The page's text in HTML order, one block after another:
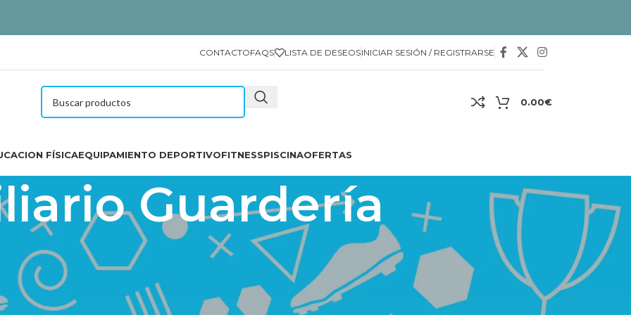
CONTACTOFAQS LISTA DE DESEOSINICIAR SESIÓN / REGISTRARSE
0.00€
FÍSICAEQUIPAMIENTO DEPORTIVOFITNESSPISCINAOFERTAS
Guardería
Encontrarás puff para bebés, almohadón gigante y sonoro, camitas de guardería, accesorios para las camitas
cambiadores, mesas y sillas infantiles modelo Sfera sillón confort, pizarras y tizas, sentadores para bebés,
medidores de altura, casitas de juego, espejos infantiles, reloj de pared infantil y tren de reptación.
/EQUIPAMIENTO DEPORTIVO EQUIPAMIENTO INFANTIL
Mobiliario Guardería